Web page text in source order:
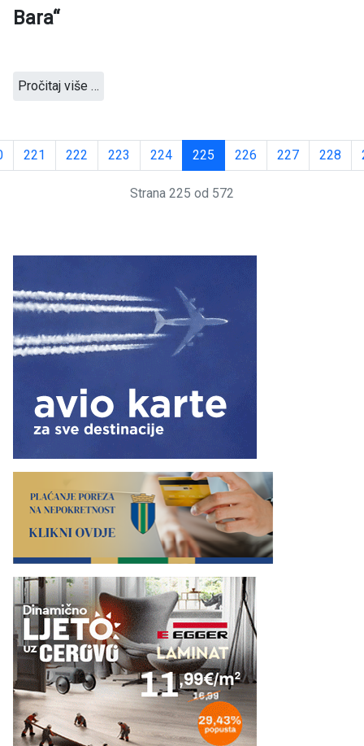
Bara“
Pročitaj više …
221 222 223 224 225 226 227 228
Strana 225 od 572